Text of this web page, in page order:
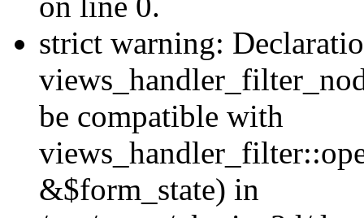
strict warning:
be compatible with
&$form_state) in